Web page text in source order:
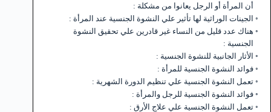
أن المرأة أو الرجل يعانوا من مشكلة :
الجينات الوراثية لها تأثير علي النشوة الجنسية عند المرأة :
هناك عدد قليل من النساء غير قادرين علي تحقيق النشوة
الجنسية :
الأثار الجانبية للنشوة الجنسية :
فوائد النشوة الجنسية للمرأة :
تعمل النشوة الجنسية علي تنظيم الدورة الشهرية :
فوائد النشوة الجنسية للرجل والمرأة :
تعمل النشوة الجنسية علي علاج الأرق :